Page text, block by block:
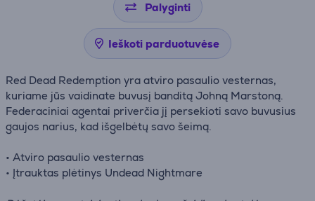
Palyginti
Ieškoti parduotuvėse
Red Dead Redemption yra atviro pasaulio vesternas,
kuriame jūs vaidinate buvusį banditą Johną Marstoną.
Federaciniai agentai priverčia jį persekioti savo buvusius
gaujos narius, kad išgelbėtų savo šeimą.
• Atviro pasaulio vesternas
• Įtrauktas plėtinys Undead Nightmare